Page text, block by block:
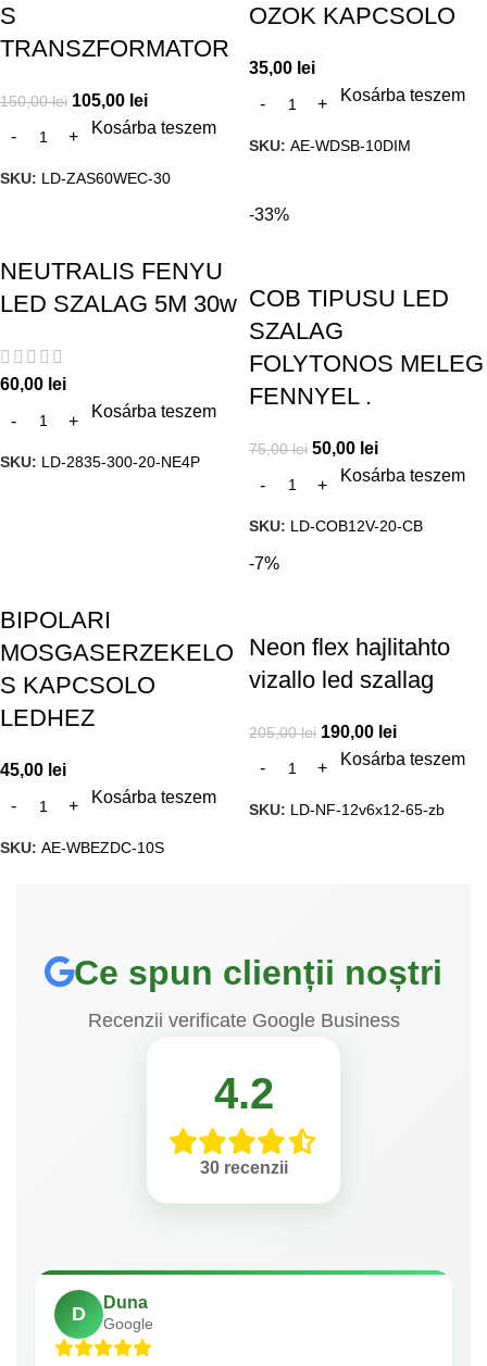
S
TRANSZFORMATOR
150,00lei 105,00 lei
Kosárba teszem
SKU: LD-ZAS60WEC-30
OZOK KAPCSOLO
35,00 lei
Kosárba teszem
SKU: AE-WDSB-10DIM
NEUTRALIS FENYU
LED SZALAG 5M 30w
60,00 lei
Kosárba teszem
SKU: LD-2835-300-20-NE4P
-33%
COB TIPUSU LED
SZALAG
FOLYTONOS MELEG
FENNYEL .
75,00lei 50,00 lei
Kosárba teszem
SKU: LD-COB12V-20-CB
BIPOLARI
MOSGASERZEKELO
S KAPCSOLO
LEDHEZ
45,00 lei
Kosárba teszem
SKU: AE-WBEZDC-10S
-7%
Neon flex hajlitahto
vizallo led szallag
205,00lei 190,00 lei
Kosárba teszem
SKU: LD-NF-12v6x12-65-zb
Ce spun clienții noștri
Recenzii verificate Google Business
4.2
30 recenzii
D
Duna
Google